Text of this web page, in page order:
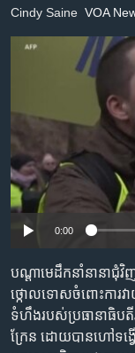
រំលង​
និង​
រចនា
សម្ព័ន្ធ​
រំលង​
និង​
ចូល​
ទំព័រ​
ស្វែង​
រក
ទូរទស្សន៍ / វីដេអូ​
វិទ្យុ / ផតខាសថ៍
Khmer English
បណ្តាញ​សង្គម
ភាសា
Cindy​ Saine​ VOA
No
0:00
បណ្តា​មេដឹកនាំ​នានា​ជុំ
ថ្កោលទោស​ចំពោះ​ការ​វ
ទំហឹង​របស់​ប្រធានាធិប
ក្រែន ដោយ​បាន​ហៅ​ទង្វ